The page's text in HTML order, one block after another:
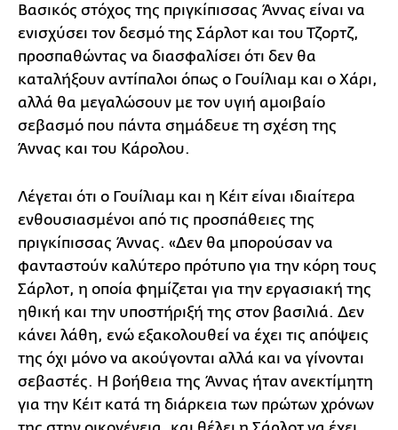
Βασικός στόχος της πριγκίπισσας Άννας είναι να
ενισχύσει τον δεσμό της Σάρλοτ και του Τζορτζ,
προσπαθώντας να διασφαλίσει ότι δεν θα
καταλήξουν αντίπαλοι όπως ο Γουίλιαμ και ο Χάρι,
αλλά θα μεγαλώσουν με τον υγιή αμοιβαίο
σεβασμό που πάντα σημάδευε τη σχέση της
Άννας και του Κάρολου.
Λέγεται ότι ο Γουίλιαμ και η Κέιτ είναι ιδιαίτερα
ενθουσιασμένοι από τις προσπάθειες της
πριγκίπισσας Άννας. «Δεν θα μπορούσαν να
φανταστούν καλύτερο πρότυπο για την κόρη τους
Σάρλοτ, η οποία φημίζεται για την εργασιακή της
ηθική και την υποστήριξή της στον βασιλιά. Δεν
κάνει λάθη, ενώ εξακολουθεί να έχει τις απόψεις
της όχι μόνο να ακούγονται αλλά και να γίνονται
σεβαστές. Η βοήθεια της Άννας ήταν ανεκτίμητη
για την Κέιτ κατά τη διάρκεια των πρώτων χρόνων